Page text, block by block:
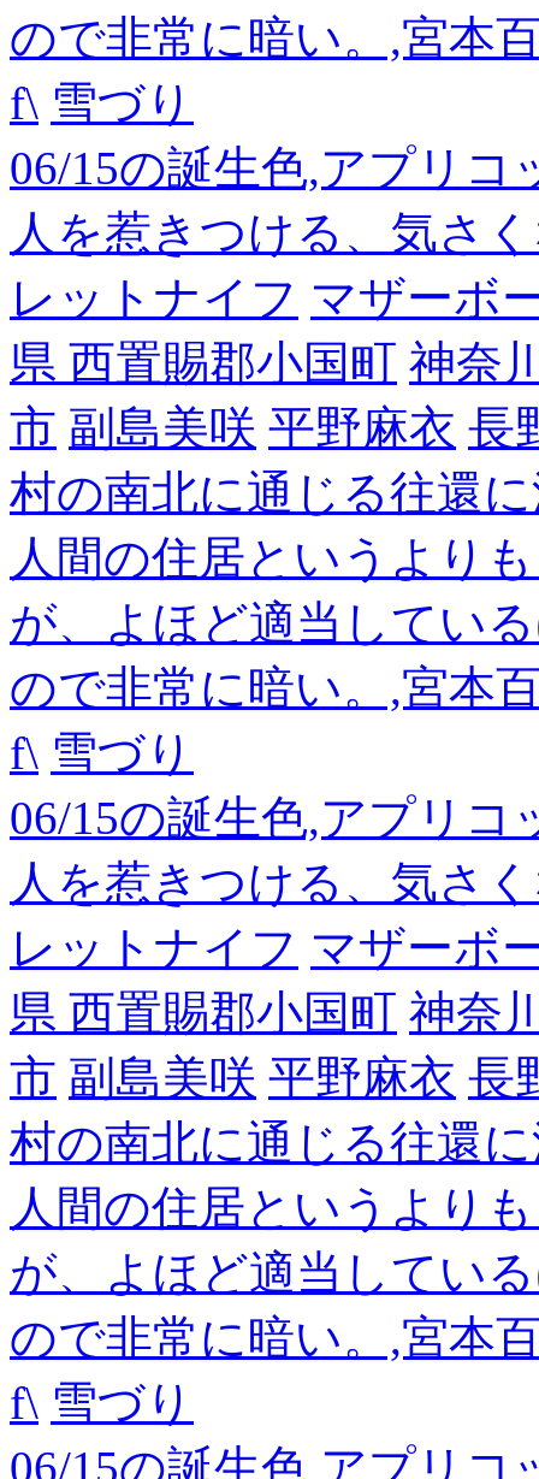
ので非常に暗い。,宮本
f\ 雪づり
06/15の誕生色,アプリ
人を惹きつける、気さ
レットナイフ マザーボ
県 西置賜郡小国町 神奈
市 副島美咲 平野麻衣 長
村の南北に通じる往還
人間の住居というより
が、よほど適当してい
ので非常に暗い。,宮本
f\ 雪づり
06/15の誕生色,アプリ
人を惹きつける、気さ
レットナイフ マザーボ
県 西置賜郡小国町 神奈
市 副島美咲 平野麻衣 長
村の南北に通じる往還
人間の住居というより
が、よほど適当してい
ので非常に暗い。,宮本
f\ 雪づり
06/15の誕生色,アプリ